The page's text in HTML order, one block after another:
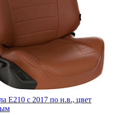
Е210 с 2017 по н.в., цвет